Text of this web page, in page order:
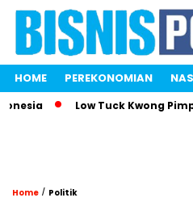
HOME PEREKONOMIAN
Low Tuck Kwong
Home / Politik